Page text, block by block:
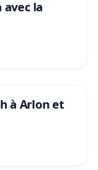
avec la
à Arlon et